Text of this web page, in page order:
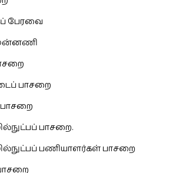
பேரவை
பாசறை
பாசறை
பாசறை.
பணியாளர்கள் பாசறை